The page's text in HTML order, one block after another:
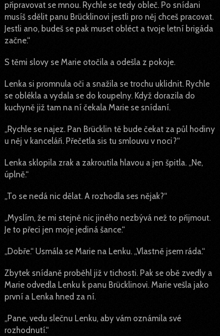
připravovat se mnou. Rychle se tedy obleč. Po snídani
musíš sdělit panu Brücklinovi jestli pro něj chceš pracovat.
Jestli ano, budeš se pak muset obléct a tvoje letní brigáda
začne.“
S těmi slovy se Marie otočila a odešla z pokoje.
Lenka si promnula oči a snažila se trochu uklidnit. Rychle
se oblékla a vydala se do koupelny. Když dorazila do
kuchyně již tam na ní čekala Marie se snídaní.
„Rychle se najez. Pan Brücklin tě bude čekat za půl hodiny
u něj v kanceláři. Přečetla sis tu smlouvu v noci?“
Lenka sklopila zrak a zakroutila hlavou a jen špitla. „Ne,
úplně.“
„To se nedá nic dělat. A rozhodla ses nějak?“
„Myslím, že mi stejně nic jiného nezbývá než to přijmout.
Je to přeci jen moje jediná šance.“
„Dobře.“ Usmála se Marie na Lenku. „Vlastně jsem ráda.“
Zbytek snídaně proběhl již v tichosti. Pak se obě zvedly a
Marie odvedla Lenku k panu Brücklinovi. Marie vešla jako
první a Lenka hned za ní.
„Pane, vedu slečnu Lenku, aby vám oznámila své
rozhodnutí.“